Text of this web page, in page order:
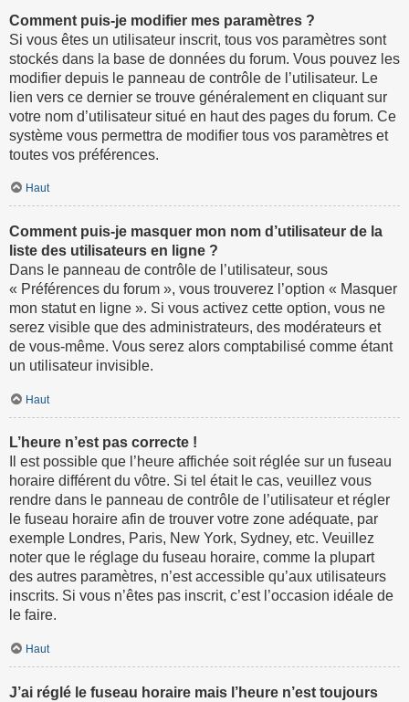
Comment puis-je modifier mes paramètres ?
Si vous êtes un utilisateur inscrit, tous vos paramètres sont
stockés dans la base de données du forum. Vous pouvez les
modifier depuis le panneau de contrôle de l’utilisateur. Le
lien vers ce dernier se trouve généralement en cliquant sur
votre nom d’utilisateur situé en haut des pages du forum. Ce
système vous permettra de modifier tous vos paramètres et
toutes vos préférences.
Haut
Comment puis-je masquer mon nom d’utilisateur de la
liste des utilisateurs en ligne ?
Dans le panneau de contrôle de l’utilisateur, sous
« Préférences du forum », vous trouverez l’option « Masquer
mon statut en ligne ». Si vous activez cette option, vous ne
serez visible que des administrateurs, des modérateurs et
de vous-même. Vous serez alors comptabilisé comme étant
un utilisateur invisible.
Haut
L’heure n’est pas correcte !
Il est possible que l’heure affichée soit réglée sur un fuseau
horaire différent du vôtre. Si tel était le cas, veuillez vous
rendre dans le panneau de contrôle de l’utilisateur et régler
le fuseau horaire afin de trouver votre zone adéquate, par
exemple Londres, Paris, New York, Sydney, etc. Veuillez
noter que le réglage du fuseau horaire, comme la plupart
des autres paramètres, n’est accessible qu’aux utilisateurs
inscrits. Si vous n’êtes pas inscrit, c’est l’occasion idéale de
le faire.
Haut
J’ai réglé le fuseau horaire mais l’heure n’est toujours